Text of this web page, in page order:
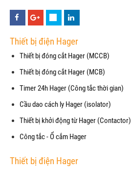
Thiết bị điện Hager
Thiết bị đóng cắt Hager (MCCB)
Thiết bị đóng cắt Hager (MCB)
Timer 24h Hager (Công tắc thời gian)
Cầu dao cách ly Hager (isolator)
Thiết bị khởi động từ Hager (Contactor)
Công tắc - Ổ cắm Hager
Thiết bị điện Hager